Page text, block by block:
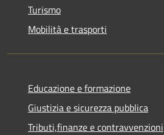
Turismo
Mobilità e trasporti
Educazione e formazione
Giustizia e sicurezza pubblica
Tributi,finanze e contravvenzioni